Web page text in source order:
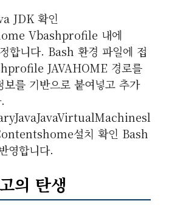
JDK 확인
Vbashprofile 내에
합니다. Bash 환경 파일에 접
JAVAHOME 경로를
보를 기반으로 붙여넣고 추가
설치 확인 Bash
영합니다.
의 탄생